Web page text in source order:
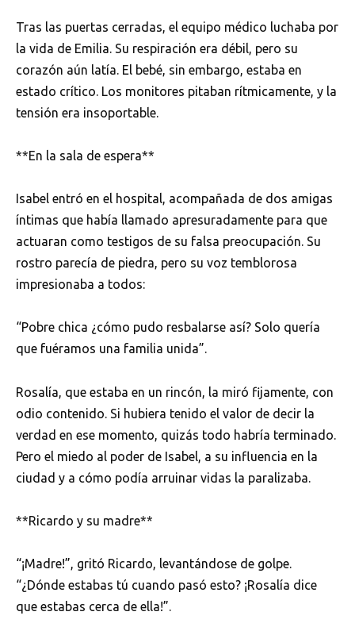
Tras las puertas cerradas, el equipo médico luchaba por
la vida de Emilia. Su respiración era débil, pero su
corazón aún latía. El bebé, sin embargo, estaba en
estado crítico. Los monitores pitaban rítmicamente, y la
tensión era insoportable.
**En la sala de espera**
Isabel entró en el hospital, acompañada de dos amigas
íntimas que había llamado apresuradamente para que
actuaran como testigos de su falsa preocupación. Su
rostro parecía de piedra, pero su voz temblorosa
impresionaba a todos:
“Pobre chica ¿cómo pudo resbalarse así? Solo quería
que fuéramos una familia unida”.
Rosalía, que estaba en un rincón, la miró fijamente, con
odio contenido. Si hubiera tenido el valor de decir la
verdad en ese momento, quizás todo habría terminado.
Pero el miedo al poder de Isabel, a su influencia en la
ciudad y a cómo podía arruinar vidas la paralizaba.
**Ricardo y su madre**
“¡Madre!”, gritó Ricardo, levantándose de golpe.
“¿Dónde estabas tú cuando pasó esto? ¡Rosalía dice
que estabas cerca de ella!”.